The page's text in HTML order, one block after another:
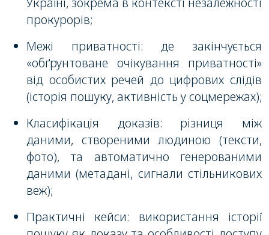
прокурорів;
Межі приватності: де закінчується
«обґрунтоване очікування приватності»
від особистих речей до цифрових слідів
(історія пошуку, активність у соцмережах);
Класифікація доказів: різниця між
даними, створеними людиною (тексти,
фото), та автоматично генерованими
даними (метадані, сигнали стільникових
веж);
Практичні кейси: використання історії